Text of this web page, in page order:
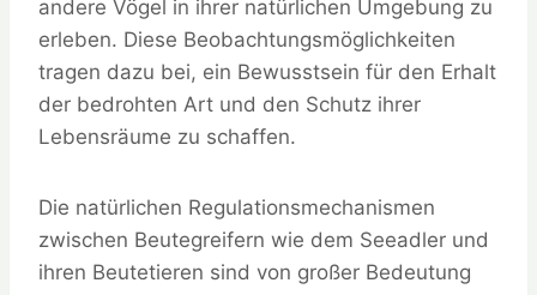
andere Vögel in ihrer natürlichen Umgebung zu
erleben. Diese Beobachtungsmöglichkeiten
tragen dazu bei, ein Bewusstsein für den Erhalt
der bedrohten Art und den Schutz ihrer
Lebensräume zu schaffen.
Die natürlichen Regulationsmechanismen
zwischen Beutegreifern wie dem Seeadler und
ihren Beutetieren sind von großer Bedeutung